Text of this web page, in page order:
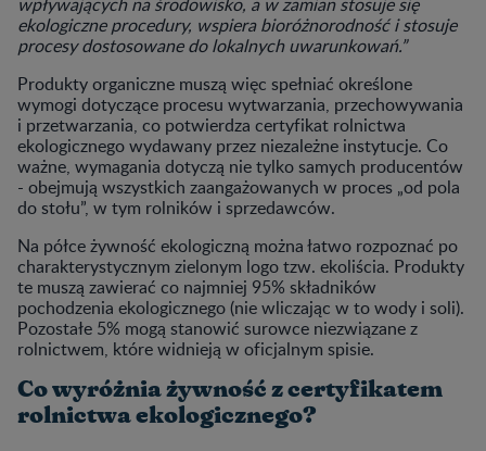
ekologiczne procedury, wspiera bioróżnorodność i stosuje
procesy dostosowane do lokalnych uwarunkowań.”
Produkty organiczne muszą więc spełniać określone
wymogi dotyczące procesu wytwarzania, przechowywania
i przetwarzania, co potwierdza certyfikat rolnictwa
ekologicznego wydawany przez niezależne instytucje. Co
ważne, wymagania dotyczą nie tylko samych producentów
- obejmują wszystkich zaangażowanych w proces „od pola
do stołu”, w tym rolników i sprzedawców.
Na półce żywność ekologiczną można łatwo rozpoznać po
charakterystycznym zielonym logo tzw. ekoliścia. Produkty
te muszą zawierać co najmniej 95% składników
pochodzenia ekologicznego (nie wliczając w to wody i soli).
Pozostałe 5% mogą stanowić surowce niezwiązane z
rolnictwem, które widnieją w oficjalnym spisie.
Co wyróżnia żywność z certyfikatem
rolnictwa ekologicznego?